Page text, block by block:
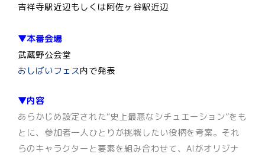
吉祥寺駅近辺もしくは阿佐ヶ谷駅近辺
▼本番会場
武蔵野公会堂
おしばいフェス内で発表
▼内容
あらかじめ設定された“史上最悪なシチュエーション”をも
とに、参加者一人ひとりが挑戦したい役柄を考案。それ
らのキャラクターと要素を組み合わせて、AIがオリジナ